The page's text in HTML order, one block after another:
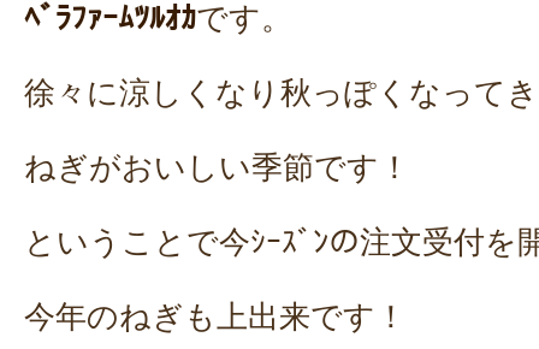
ﾍﾞﾗﾌｧｰﾑﾂﾙｵｶです。
徐々に涼しくなり秋っぽくなって
ねぎがおいしい季節です！
ということで今ｼｰｽﾞﾝの注文受付を
今年のねぎも上出来です！